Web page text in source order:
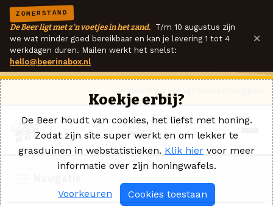
ZOMERSTAND
De Beer ligt met z'n voetjes in het zand. T/m 10 augustus zijn
we wat minder goed bereikbaar en kan je levering 1 tot 4
werkdagen duren. Mailen werkt het snelst:
hello@beerinabox.nl
×
Koekje erbij?
De Beer houdt van cookies, het liefst met honing.
Zodat zijn site super werkt en om lekker te
grasduinen in webstatistieken. Klik hier voor meer
informatie over zijn honingwafels.
Voorkeuren Cookies toestaan